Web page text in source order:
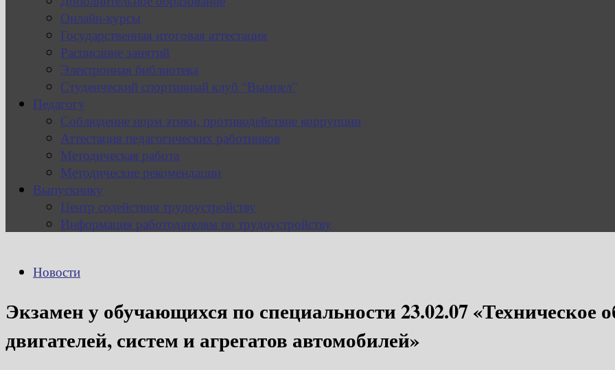
Онлайн-курсы
Государственная итоговая аттестация
Расписание занятий
Электронная библиотека
Студенческий спортивный клуб “Вымпел”
Педагогу
Соблюдение норм этики, противодействие коррупции
Аттестация педагогических работников
Методическая работа
Методические рекомендации
Выпускнику
Центр содействия трудоустройству
Информация работодателям по трудоустройству
Новости
Экзамен у обучающихся по специальности 23.02.07 «Техническое
двигателей, систем и агрегатов автомобилей»